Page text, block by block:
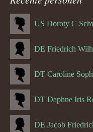
DT Daphne Iris